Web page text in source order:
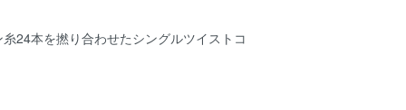
24本を撚り合わせたシングルツイストコ